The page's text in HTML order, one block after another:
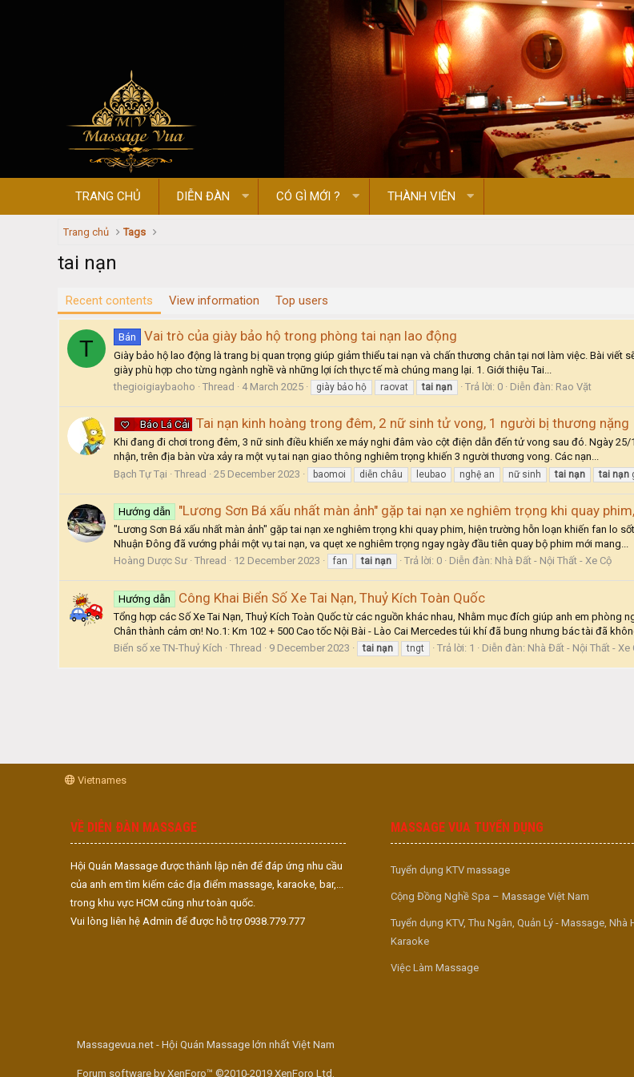
TRANG CHỦ DIỄN ĐÀN CÓ GÌ MỚI ? THÀNH VIÊN
Trang chủ Tags
tai nạn
Recent contents View information Top users
T Bán Vai trò của giày bảo hộ trong phòng tai nạn lao động
Giày bảo hộ lao động là trang bị quan trọng giúp giảm thiểu tai nạn và chấn thương chân tại nơi làm việc. Bài
giày phù hợp cho từng ngành nghề và những lợi ích thực tế mà chúng mang lại. 1. Giới thiệu Tai...
thegioigiaybaoho
Thread 4 March 2025 giày bảo hộ raovat tai nạn Trả lời: 0 Diễn đàn: Rao Vặt
Báo Lá Cải Tai nạn kinh hoàng trong đêm, 2 nữ sinh tử vong, 1 người bị thương nặng
Khi đang đi chơi trong đêm, 3 nữ sinh điều khiển xe máy nghi đâm vào cột điện dẫn đến tử vong sau đó. Ngày 25/
nhận, trên địa bàn vừa xảy ra một vụ tai nạn giao thông nghiêm trọng khiến 3 người thương vong. Các nạn...
Bạch Tự Tại
Thread 25 December 2023 baomoi diễn châu leubao nghệ an nữ sinh tai nạn tai nạn
Hướng dẫn "Lương Sơn Bá xấu nhất màn ảnh" gặp tai nạn xe nghiêm trọng khi quay
"Lương Sơn Bá xấu nhất màn ảnh" gặp tai nạn xe nghiêm trọng khi quay phim, hiện trường hỗn loạn khiến fan lo
Nhuận Đông đã vướng phải một vụ tai nạn, va quẹt xe nghiêm trọng ngay ngày đầu tiên quay bộ phim mới mang...
Hoàng Dược Sư Thread 12 December 2023 fan tai nạn Trả lời: 0 Diễn đàn: Nhà Đất - Nội Thất - Xe Cộ
Hướng dẫn Công Khai Biển Số Xe Tai Nạn, Thuỷ Kích Toàn Quốc
Tổng hợp các Số Xe Tai Nạn, Thuỷ Kích Toàn Quốc từ các nguồn khác nhau, Nhằm mục đích giúp anh em
Chân thành cảm ơn! No.1: Km 102 + 500 Cao tốc Nội Bài - Lào Cai Mercedes túi khí đã bung nhưng bác tài đã
Biển số xe TN-Thuỷ Kích
Thread 9 December 2023 tai nạn tngt Trả lời: 1 Diễn đàn: Nhà Đất - Nội Thất - Xe
Vietnames
VỀ DIỄN ĐÀN MASSAGE
Hội Quán Massage được thành lập nên để đáp ứng nhu cầu
của anh em tìm kiếm các địa điểm massage, karaoke, bar,...
trong khu vực HCM cũng như toàn quốc.
Vui lòng liên hệ Admin để được hỗ trợ 0938.779.777
MASSAGE VUA TUYỂN DỤNG
Tuyển dụng KTV massage
Cộng Đồng Nghề Spa – Massage Việt Nam
Tuyển dụng KTV, Thu Ngân, Quản Lý - Massage, Nhà
Karaoke
Việc Làm Massage
Massagevua.net - Hội Quán Massage lớn nhất Việt Nam
Forum software by XenForo™ ©2010-2019 XenForo Ltd.